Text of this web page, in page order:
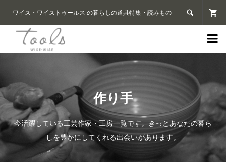
ワイス・ワイストゥールス の暮らしの道具特集・読みもの 

作り手
今活躍している工芸作家・工房一覧です。きっとあなたの暮ら
しを豊かにしてくれる出会いがあります。